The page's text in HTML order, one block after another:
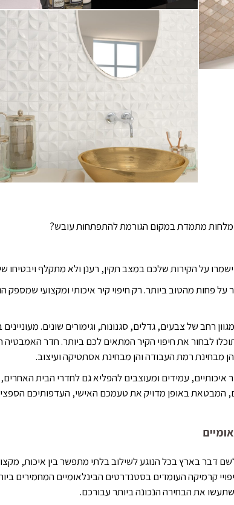
מלחות מתמדת במקום הגורמת להתפתחות עובש?
על הקירות שלכם במצב תקין, רענן ולא מתקלף ויבטיחו
על פחות מהטוב ביותר. רק חיפוי קיר איכותי ומקצועי
רחב של צבעים, גדלים, סגנונות, וגימורים שונים.
לבחור את חיפוי הקיר המתאים לכם ביותר. חדר
מבחינת רמת העבודה והן מבחינת אסתטיקה ועיצוב.
איכותיים, עמידים ומעוצבים להפליא גם לחדרי הבית
באופן מדויק את טעמכם האישי, העדפותיכם
בשנת 2011, הפכנו לשם דבר בארץ בכל הנוגע לשילוב בלתי מתפשר בין
קרמיקה העומדים בסטנדרטים הבינלאומיים המחמירים
את הבחירה הנכונה ביותר עבורכם.